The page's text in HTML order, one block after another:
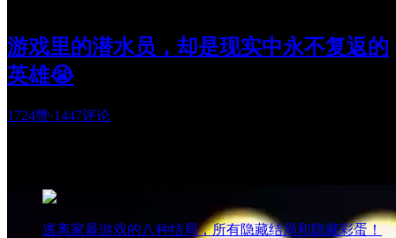
游戏里的潜水员，却是现实中永不复返的
英雄😭
1724赞·1447评论
逃离家暴游戏的八种结局，所有隐藏结局和隐藏彩蛋！